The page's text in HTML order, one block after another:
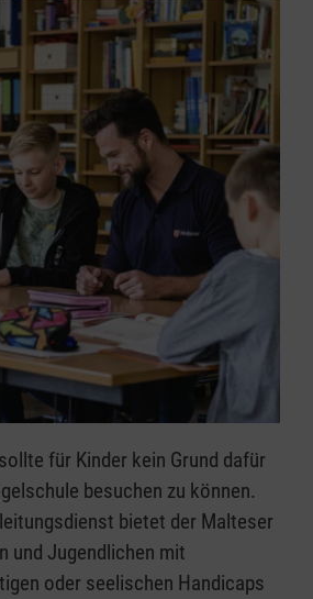
für Kinder kein Grund dafür
besuchen zu können.
bietet der Malteser
und Jugendlichen mit
oder seelischen Handicaps